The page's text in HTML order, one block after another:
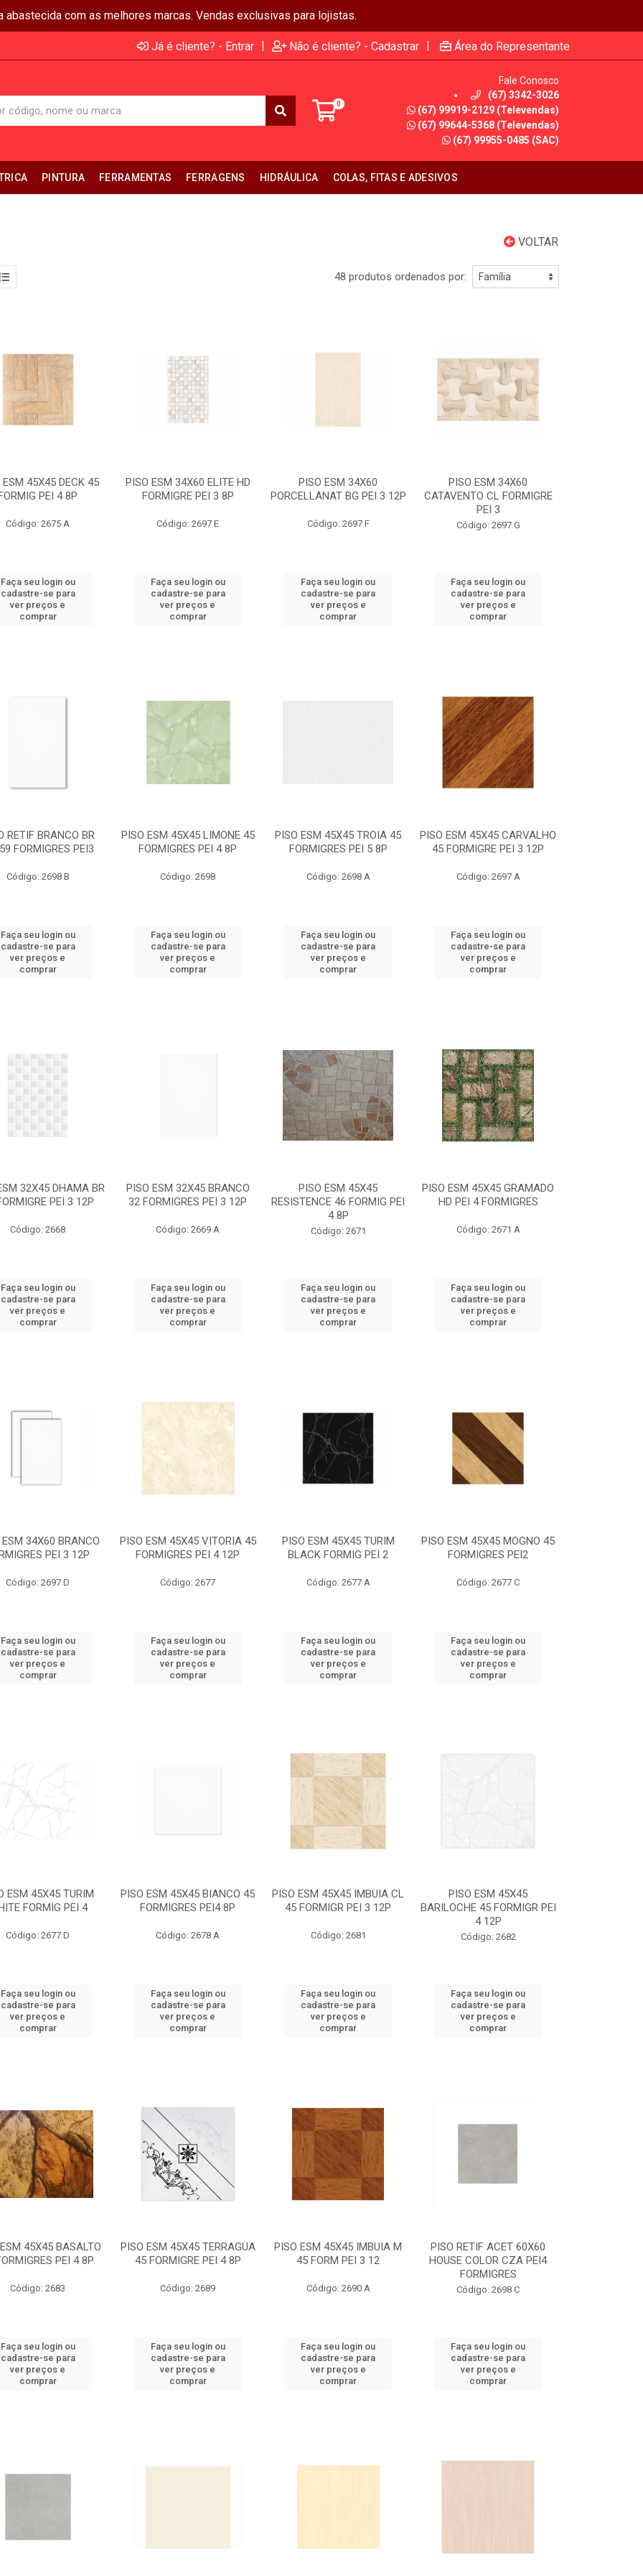
abastecida com as melhores marcas. Vendas exclusivas para lojistas.
Já é cliente? - Entrar | Não é cliente? - Cadastrar | Área do Representante
0
Fale Conosco
(67) 3342-3026
(67) 99919-2129 (Televendas)
(67) 99644-5368 (Televendas)
(67) 99955-0485 (SAC)
PINTURA FERRAMENTAS FERRAGENS HIDRÁULICA COLAS, FITAS E ADESIVOS
VOLTAR
48 produtos ordenados por:
ESM 45X45 DECK 45
PEI 4 8P
Código: 2675 A
Faça seu login ou
cadastre-se para
ver preços e
comprar
PISO ESM 34X60 ELITE HD
FORMIGRE PEI 3 8P
Código: 2697 E
Faça seu login ou
cadastre-se para
ver preços e
comprar
PISO ESM 34X60
PORCELLANAT BG PEI 3 12P
Código: 2697 F
Faça seu login ou
cadastre-se para
ver preços e
comprar
PISO ESM 34X60
CATAVENTO CL FORMIGRE
PEI 3
Código: 2697 G
Faça seu login ou
cadastre-se para
ver preços e
comprar
RETIF BRANCO BR
FORMIGRES PEI3
Código: 2698 B
Faça seu login ou
cadastre-se para
ver preços e
comprar
PISO ESM 45X45 LIMONE 45
FORMIGRES PEI 4 8P
Código: 2698
Faça seu login ou
cadastre-se para
ver preços e
comprar
PISO ESM 45X45 TROIA 45
FORMIGRES PEI 5 8P
Código: 2698 A
Faça seu login ou
cadastre-se para
ver preços e
comprar
PISO ESM 45X45 CARVALHO
45 FORMIGRE PEI 3 12P
Código: 2697 A
Faça seu login ou
cadastre-se para
ver preços e
comprar
32X45 DHAMA BR
PEI 3 12P
Código: 2668
Faça seu login ou
cadastre-se para
ver preços e
comprar
PISO ESM 32X45 BRANCO
32 FORMIGRES PEI 3 12P
Código: 2669 A
Faça seu login ou
cadastre-se para
ver preços e
comprar
PISO ESM 45X45
RESISTENCE 46 FORMIG PEI
4 8P
Código: 2671
Faça seu login ou
cadastre-se para
ver preços e
comprar
PISO ESM 45X45 GRAMADO
HD PEI 4 FORMIGRES
Código: 2671 A
Faça seu login ou
cadastre-se para
ver preços e
comprar
34X60 BRANCO
PEI 3 12P
Código: 2697 D
Faça seu login ou
cadastre-se para
ver preços e
comprar
PISO ESM 45X45 VITORIA 45
FORMIGRES PEI 4 12P
Código: 2677
Faça seu login ou
cadastre-se para
ver preços e
comprar
PISO ESM 45X45 TURIM
BLACK FORMIG PEI 2
Código: 2677 A
Faça seu login ou
cadastre-se para
ver preços e
comprar
PISO ESM 45X45 MOGNO 45
FORMIGRES PEI2
Código: 2677 C
Faça seu login ou
cadastre-se para
ver preços e
comprar
ESM 45X45 TURIM
FORMIG PEI 4
Código: 2677 D
Faça seu login ou
cadastre-se para
ver preços e
comprar
PISO ESM 45X45 BIANCO 45
FORMIGRES PEI4 8P
Código: 2678 A
Faça seu login ou
cadastre-se para
ver preços e
comprar
PISO ESM 45X45 IMBUIA CL
45 FORMIGR PEI 3 12P
Código: 2681
Faça seu login ou
cadastre-se para
ver preços e
comprar
PISO ESM 45X45
BARILOCHE 45 FORMIGR PEI
4 12P
Código: 2682
Faça seu login ou
cadastre-se para
ver preços e
comprar
45X45 BASALTO
PEI 4 8P
Código: 2683
Faça seu login ou
cadastre-se para
ver preços e
comprar
PISO ESM 45X45 TERRAGUA
45 FORMIGRE PEI 4 8P
Código: 2689
Faça seu login ou
cadastre-se para
ver preços e
comprar
PISO ESM 45X45 IMBUIA M
45 FORM PEI 3 12
Código: 2690 A
Faça seu login ou
cadastre-se para
ver preços e
comprar
PISO RETIF ACET 60X60
HOUSE COLOR CZA PEI4
FORMIGRES
Código: 2698 C
Faça seu login ou
cadastre-se para
ver preços e
comprar